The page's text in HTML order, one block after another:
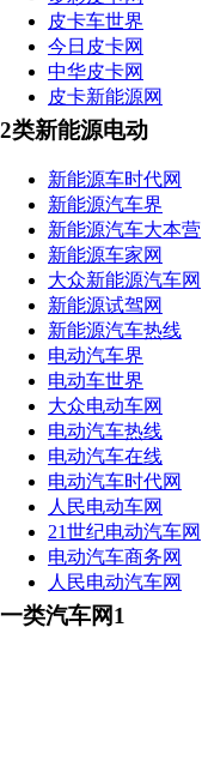
皮卡车世界
今日皮卡网
中华皮卡网
皮卡新能源网
2类新能源电动
新能源车时代网
新能源汽车界
新能源汽车大本营
新能源车家网
大众新能源汽车网
新能源试驾网
新能源汽车热线
电动汽车界
电动车世界
大众电动车网
电动汽车热线
电动汽车在线
电动汽车时代网
人民电动车网
21世纪电动汽车网
电动汽车商务网
人民电动汽车网
一类汽车网1